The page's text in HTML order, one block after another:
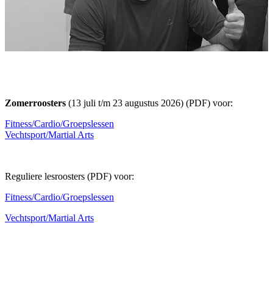
Zomerroosters (13 juli t/m 23 augustus 2026) (PDF) voor:
Fitness/Cardio/Groepslessen
Vechtsport/Martial Arts
Reguliere lesroosters (PDF) voor:
Fitness/Cardio/Groepslessen
Vechtsport/Martial Arts